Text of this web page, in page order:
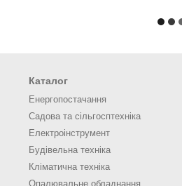
Каталог
Енергопостачання
Садова та сільгосптехніка
Електроінструмент
Будівельна техніка
Кліматична техніка
Опалювальне обладнання